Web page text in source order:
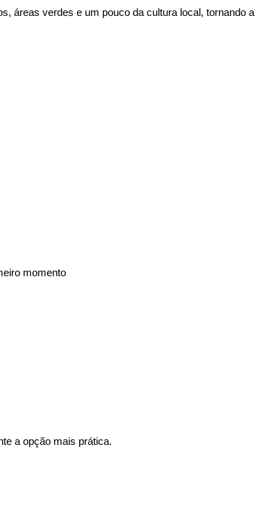
áreas verdes e um pouco da cultura local, tornando a
momento
a opção mais prática.